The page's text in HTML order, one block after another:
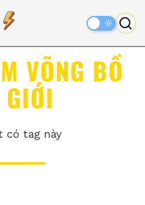
VÕNG BỒ
GIỚI
có tag này